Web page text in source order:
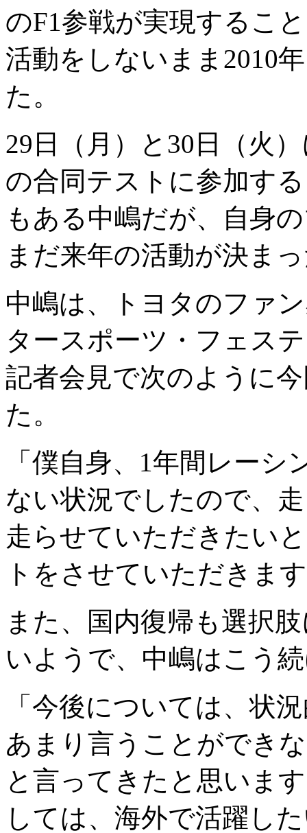
のF1参戦が実現するこ
活動をしないまま2010
た。
29日（月）と30日（火
の合同テストに参加す
もある中嶋だが、自身
まだ来年の活動が決ま
中嶋は、トヨタのファ
タースポーツ・フェス
記者会見で次のように
た。
「僕自身、1年間レー
ない状況でしたので、
走らせていただきたい
トをさせていただきま
また、国内復帰も選択
いようで、中嶋はこう
「今後については、状
あまり言うことができ
と言ってきたと思いま
しては、海外で活躍し